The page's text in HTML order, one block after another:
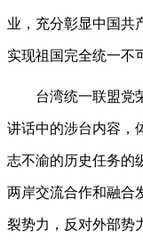
业，充分彰显中国共
实现祖国完全统一不
台湾统一联盟党荣
讲话中的涉台内容，
志不渝的历史任务的
两岸交流合作和融合
裂势力，反对外部势